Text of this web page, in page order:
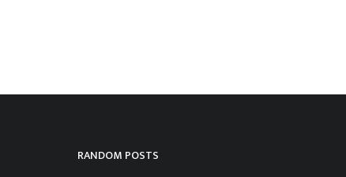
RANDOM POSTS